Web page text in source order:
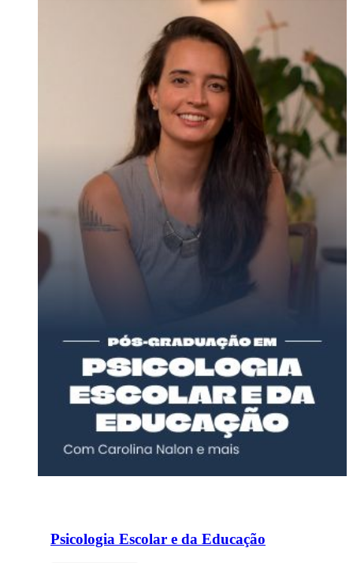
Psicologia Escolar e da Educação